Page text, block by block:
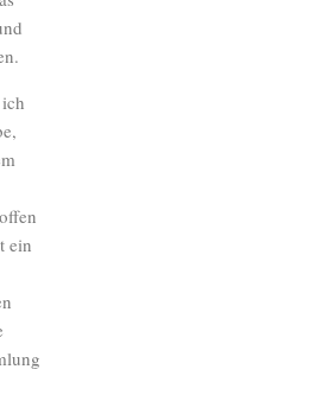
ein